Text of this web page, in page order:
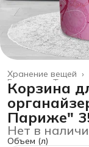
Хранение вещей ›
Товары
Главная
Корзина
Париже"
Нет в
Объем (л)